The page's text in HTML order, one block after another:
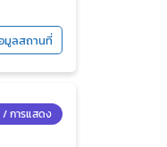
มูลสถานที่
/ การแสดง